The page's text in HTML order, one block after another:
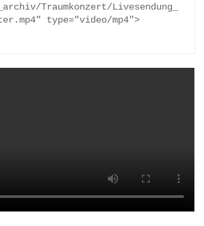
Traumkonzert/Livesendung_
type="video/mp4">